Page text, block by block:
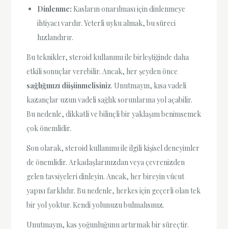
Dinlenme: Kasların onarılması için dinlenmeye
ihtiyacı vardır. Yeterli uyku almak, bu süreci
hızlandırır.
Bu teknikler, steroid kullanımı ile birleştiğinde daha
etkili sonuçlar verebilir. Ancak, her şeyden önce
sağlığınızı düşünmelisiniz. Unutmayın, kısa vadeli
kazançlar uzun vadeli sağlık sorunlarına yol açabilir.
Bu nedenle, dikkatli ve bilinçli bir yaklaşım benimsemek
çok önemlidir.
Son olarak, steroid kullanımı ile ilgili kişisel deneyimler
de önemlidir. Arkadaşlarınızdan veya çevrenizden
gelen tavsiyeleri dinleyin. Ancak, her bireyin vücut
yapısı farklıdır. Bu nedenle, herkes için geçerli olan tek
bir yol yoktur. Kendi yolunuzu bulmalısınız.
Unutmayın, kas yoğunluğunu artırmak bir süreçtir.